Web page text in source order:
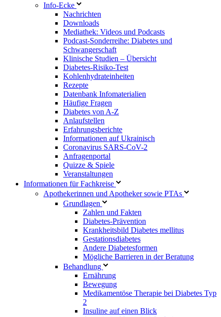
Info-Ecke
Nachrichten
Downloads
Mediathek: Videos und Podcasts
Podcast-Sonderreihe: Diabetes und
Schwangerschaft
Klinische Studien – Übersicht
Diabetes-Risiko-Test
Kohlenhydrateinheiten
Rezepte
Datenbank Infomaterialien
Häufige Fragen
Diabetes von A-Z
Anlaufstellen
Erfahrungsberichte
Informationen auf Ukrainisch
Coronavirus SARS-CoV-2
Anfragenportal
Quizze & Spiele
Veranstaltungen
Informationen für Fachkreise
Apothekerinnen und Apotheker sowie PTAs
Grundlagen
Zahlen und Fakten
Diabetes-Prävention
Krankheitsbild Diabetes mellitus
Gestationsdiabetes
Andere Diabetesformen
Mögliche Barrieren in der Beratung
Behandlung
Ernährung
Bewegung
Medikamentöse Therapie bei Diabetes Typ
2
Insuline auf einen Blick